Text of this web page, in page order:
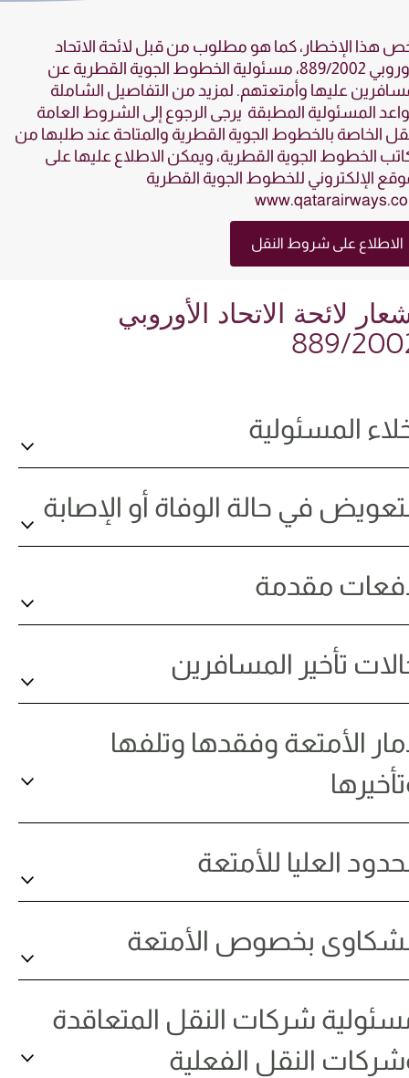
هذا الإخطار، كما هو مطلوب من قبل لائحة الاتحاد
الأوروبي 889/2002، مسئولية الخطوط الجوية القطرية عن
عليها وأمتعتهم. لمزيد من التفاصيل الشاملة
المسئولية المطبقة يرجى الرجوع إلى الشروط العامة
الخاصة بالخطوط الجوية القطرية والمتاحة عند طلبها من
الخطوط الجوية القطرية، ويمكن الاطلاع عليها على
الإلكتروني للخطوط الجوية القطرية
الاطلاع على شروط النقل
لائحة الاتحاد الأوروبي
889/
المسئولية
في حالة الوفاة أو الإصابة
مقدمة
تأخير المسافرين
الأمتعة وفقدها وتلفها
العليا للأمتعة
بخصوص الأمتعة
شركات النقل المتعاقدة
النقل الفعلية